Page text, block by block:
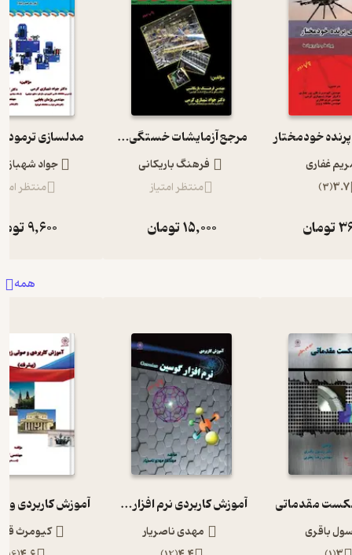
خودمختار
غفاری
3.7
(
3
)
تومان
مرجع آزمایشات خستگی هواپیما
فرهنگ باریکانی
منتظر امتیاز
15,000تومان
مدلسازی
جواد
منتظر
9,600
همه
مقدماتی
باقری
آموزش کاربردی نرم افزار گوسین (Gaussian)
مهدی ناصریار
کیومرث